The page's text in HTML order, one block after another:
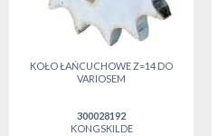
KOŁO ŁAŃCUCHOWE Z=14 DO
VARIOSEM
300028192
KONGSKILDE